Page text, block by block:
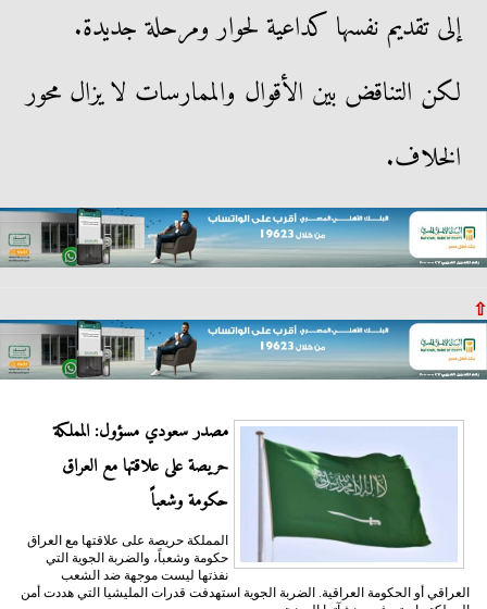
إلى تقديم نفسها كداعية لحوار ومرحلة جديدة.
لكن التناقض بين الأقوال والممارسات لا يزال محور
الخلاف.
⇧
مصدر سعودي مسؤول: المملكة
حريصة على علاقتها مع العراق
حكومة وشعباً
المملكة حريصة على علاقتها مع العراق
حكومة وشعباً، والضربة الجوية التي
نفذتها ليست موجهة ضد الشعب
العراقي أو الحكومة العراقية. الضربة الجوية استهدفت قدرات المليشيا التي هددت أمن